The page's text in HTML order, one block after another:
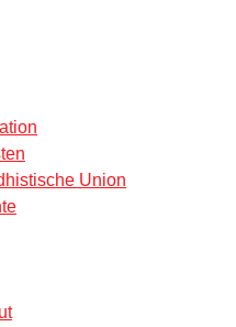
Union